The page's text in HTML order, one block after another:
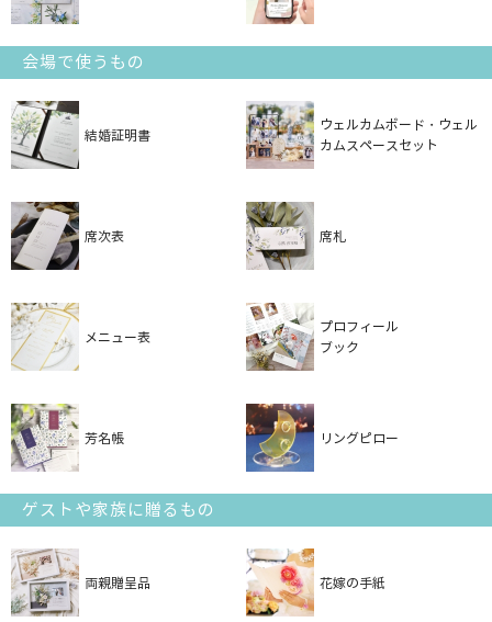
会場で使うもの
結婚証明書
ウェルカムボード・ウェル
カムスペースセット
席次表 席札
メニュー表
プロフィール
ブック
芳名帳 リングピロー
ゲストや家族に贈るもの
両親贈呈品 花嫁の手紙